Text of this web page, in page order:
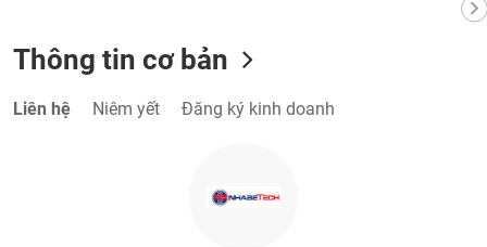
Thông tin cơ bản
Liên hệ Niêm yết Đăng ký kinh doanh
BẤT
ĐỘNG